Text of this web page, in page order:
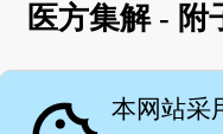
医方集解 - 附
English version
本网站采